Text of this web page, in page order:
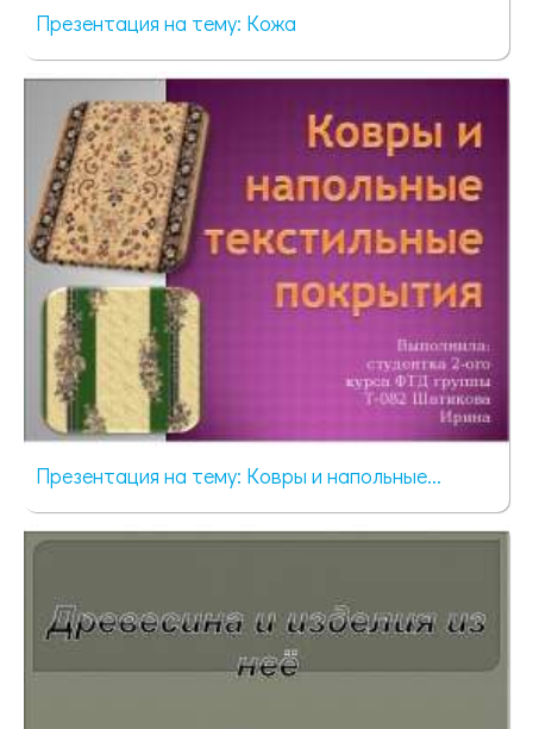
Презентация на тему: Кожа
Презентация на тему: Ковры и напольные...
2230 просмотров